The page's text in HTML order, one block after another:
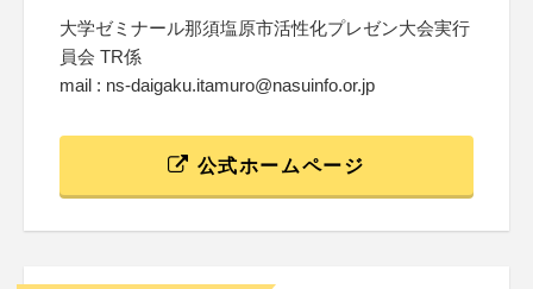
大学ゼミナール那須塩原市活性化プレゼン大会実行
員会 TR係
mail : ns-daigaku.itamuro@nasuinfo.or.jp
公式ホームページ